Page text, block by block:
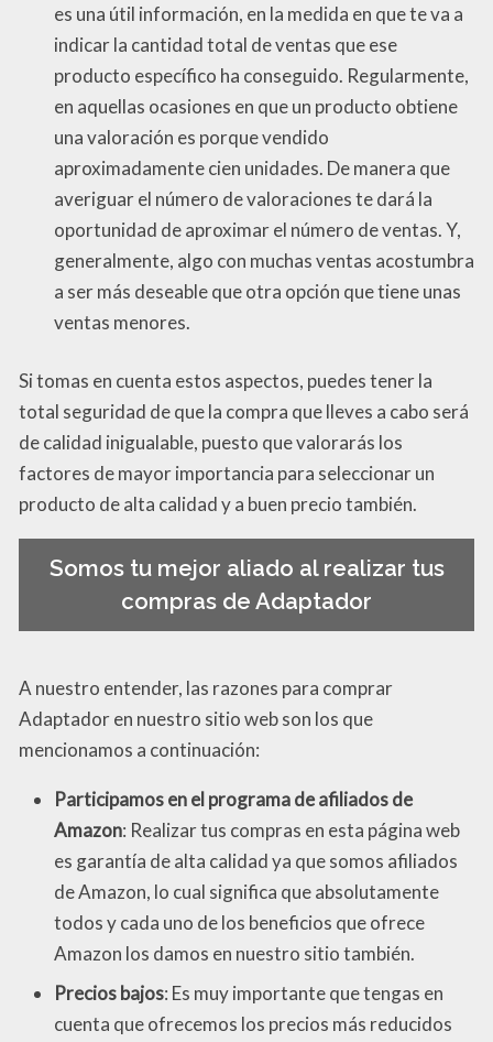
es una útil información, en la medida en que te va a
indicar la cantidad total de ventas que ese
producto específico ha conseguido. Regularmente,
en aquellas ocasiones en que un producto obtiene
una valoración es porque vendido
aproximadamente cien unidades. De manera que
averiguar el número de valoraciones te dará la
oportunidad de aproximar el número de ventas. Y,
generalmente, algo con muchas ventas acostumbra
a ser más deseable que otra opción que tiene unas
ventas menores.
Si tomas en cuenta estos aspectos, puedes tener la
total seguridad de que la compra que lleves a cabo será
de calidad inigualable, puesto que valorarás los
factores de mayor importancia para seleccionar un
producto de alta calidad y a buen precio también.
Somos tu mejor aliado al realizar tus
compras de Adaptador
A nuestro entender, las razones para comprar
Adaptador en nuestro sitio web son los que
mencionamos a continuación:
Participamos en el programa de afiliados de
Amazon: Realizar tus compras en esta página web
es garantía de alta calidad ya que somos afiliados
de Amazon, lo cual significa que absolutamente
todos y cada uno de los beneficios que ofrece
Amazon los damos en nuestro sitio también.
Precios bajos: Es muy importante que tengas en
cuenta que ofrecemos los precios más reducidos